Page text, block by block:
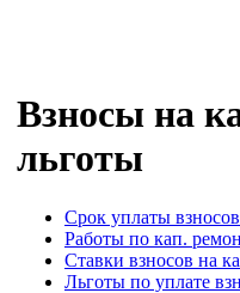
Взносы на
льготы
Срок уплаты
Работы по кап.
Ставки взносов на
Льготы по уплате